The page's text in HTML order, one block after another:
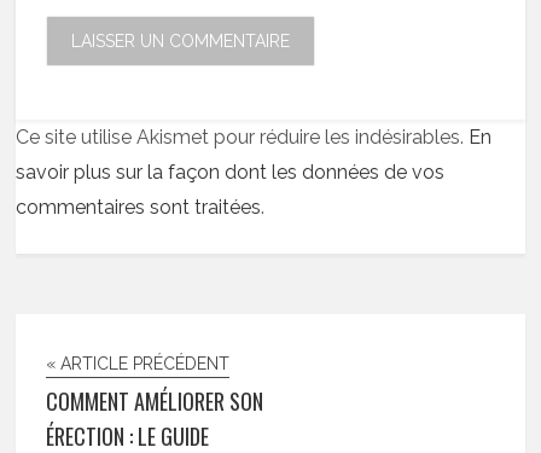
Ce site utilise Akismet pour réduire les indésirables. En
savoir plus sur la façon dont les données de vos
commentaires sont traitées.
« ARTICLE PRÉCÉDENT
COMMENT AMÉLIORER SON
ÉRECTION : LE GUIDE